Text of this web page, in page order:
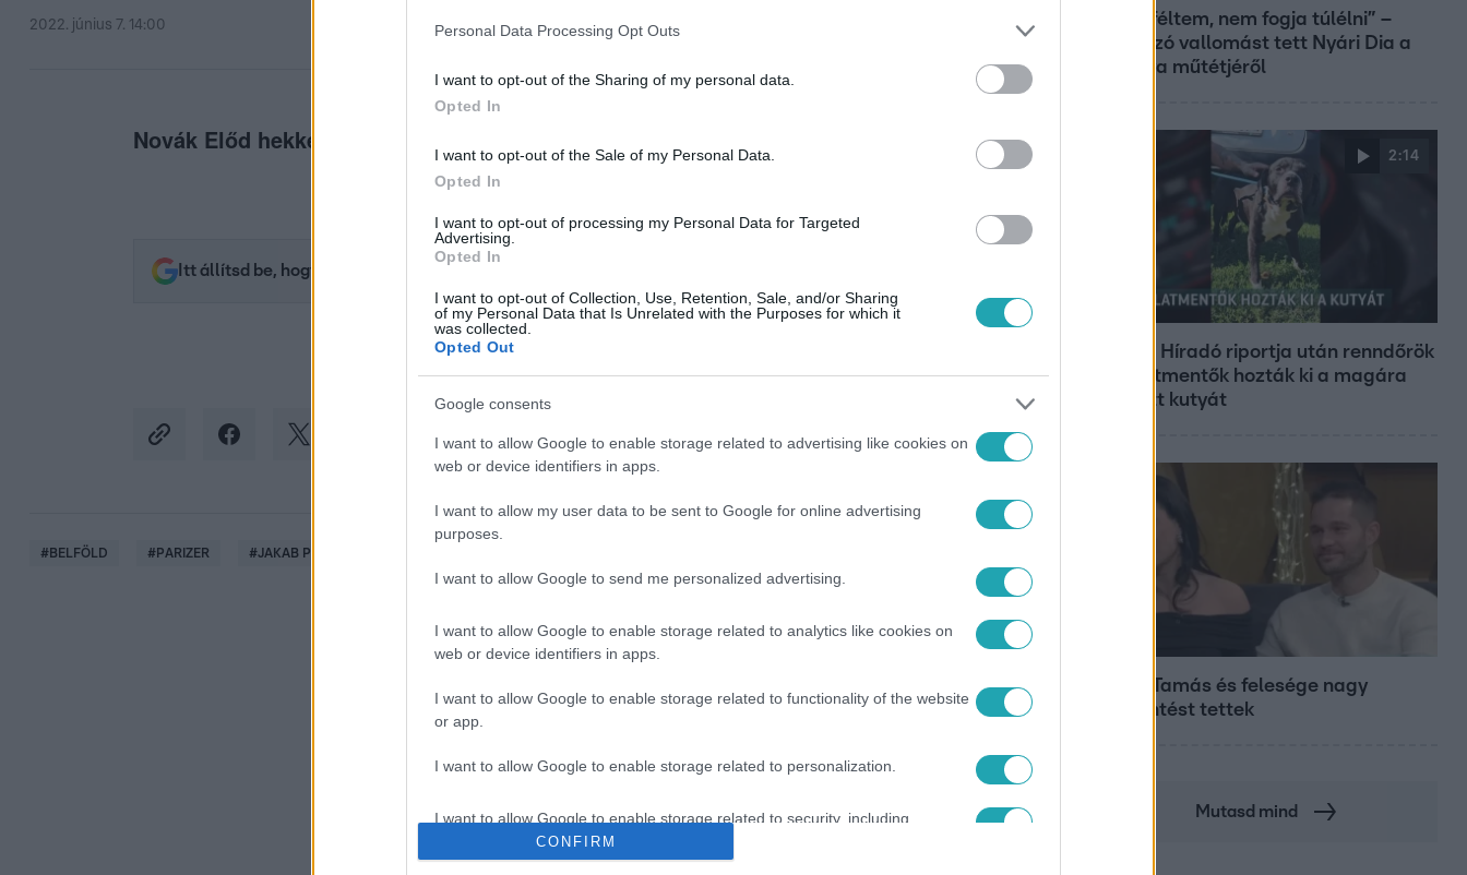
Personal Data Processing Opt Outs
I want to opt-out of the Sharing of my personal data.
Opted In
I want to opt-out of the Sale of my Personal Data.
Opted In
I want to opt-out of processing my Personal Data for Targeted
Advertising.
Opted In
I want to opt-out of Collection, Use, Retention, Sale, and/or Sharing
of my Personal Data that Is Unrelated with the Purposes for which it
was collected.
Opted Out
Google consents
I want to allow Google to enable storage related to advertising like cookies on
web or device identifiers in apps.
I want to allow my user data to be sent to Google for online advertising
purposes.
I want to allow Google to send me personalized advertising.
I want to allow Google to enable storage related to analytics like cookies on
web or device identifiers in apps.
I want to allow Google to enable storage related to functionality of the website
or app.
I want to allow Google to enable storage related to personalization.
I want to allow Google to enable storage related to security, including
authentication functionality and fraud prevention, and other user protection.
CONFIRM
2022. június 7. 14:00
Novák Előd hekkelte meg Jakab Péter felszólalását.
Itt állítsd be, hogy az RTL.hu az elsők között legyen a Google-találatokban!
#BELFÖLD #PARIZER #JAKAB PÉTER
„Attól féltem, nem fogja túlélni” –
megrázó vallomást tett Nyári Dia a
kislánya műtétjéről
2:14
Az RTL Híradó riportja után renndőrök
és állatmentők hozták ki a magára
hagyott kutyát
Veréb Tamás és felesége nagy
bejelentést tettek
Mutasd mind